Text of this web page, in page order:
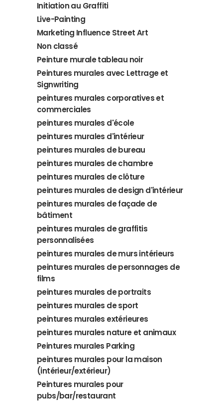
Initiation au Graffiti
Live-Painting
Marketing Influence Street Art
Non classé
Peinture murale tableau noir
Peintures murales avec Lettrage et
Signwriting
peintures murales corporatives et
commerciales
peintures murales d'école
peintures murales d'intérieur
peintures murales de bureau
peintures murales de chambre
peintures murales de clôture
peintures murales de design d'intérieur
peintures murales de façade de
bâtiment
peintures murales de graffitis
personnalisées
peintures murales de murs intérieurs
peintures murales de personnages de
films
peintures murales de portraits
peintures murales de sport
peintures murales extérieures
peintures murales nature et animaux
Peintures murales Parking
peintures murales pour la maison
(intérieur/extérieur)
Peintures murales pour
pubs/bar/restaurant